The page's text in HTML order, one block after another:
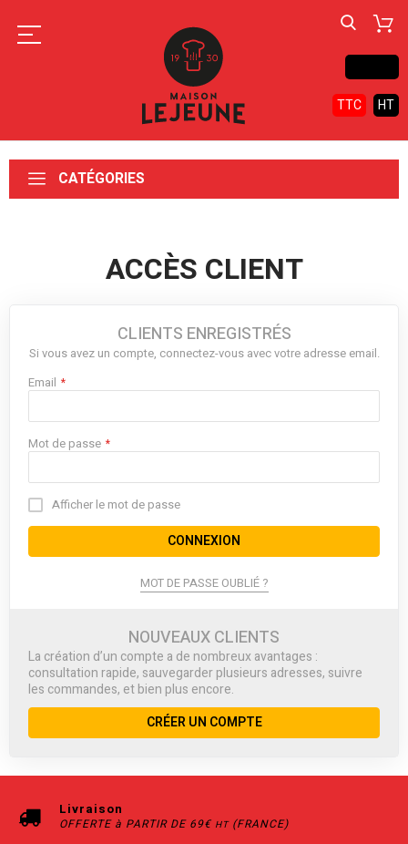
TTC HT
CATÉGORIES
ACCÈS CLIENT
CLIENTS ENREGISTRÉS
Si vous avez un compte, connectez-vous avec votre adresse email.
Email
Mot de passe
Afficher le mot de passe
CONNEXION
MOT DE PASSE OUBLIÉ ?
NOUVEAUX CLIENTS
La création d’un compte a de nombreux avantages :
consultation rapide, sauvegarder plusieurs adresses, suivre
les commandes, et bien plus encore.
CRÉER UN COMPTE
Livraison
OFFERTE à PARTIR DE 69€ HT(FRANCE)